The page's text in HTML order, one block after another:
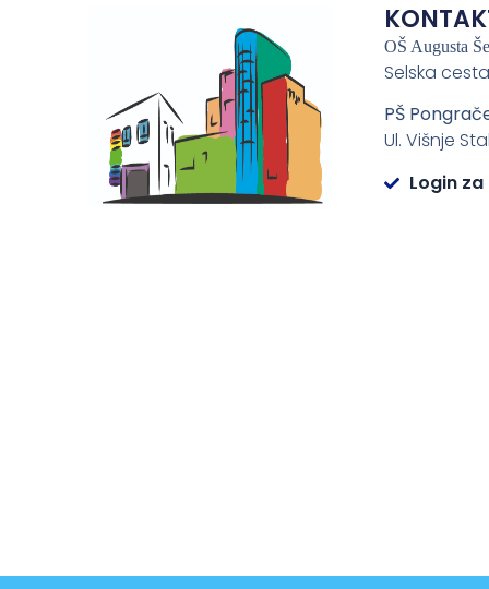
OŠ Augusta
Selska
PŠ
Ul. Višnje
Login